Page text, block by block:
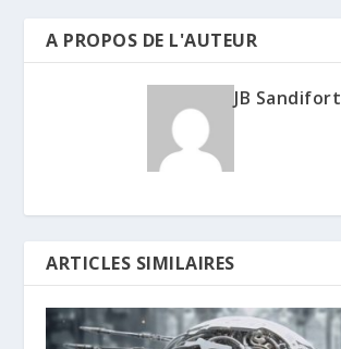
A PROPOS DE L'AUTEUR
JB Sandifort
ARTICLES SIMILAIRES